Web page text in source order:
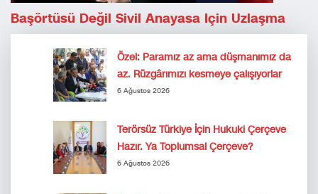
Başörtüsü Değil Sivil Anayasa Için Uzlaşma
Özel: Paramız az ama düşmanımız da
az. Rüzgârımızı kesmeye çalışıyorlar
6 Ağustos 2026
Terörsüz Türkiye İçin Hukuki Çerçeve
Hazır. Ya Toplumsal Çerçeve?
6 Ağustos 2026